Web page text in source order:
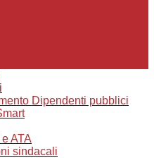
Dipendenti pubblici
ATA
sindacali